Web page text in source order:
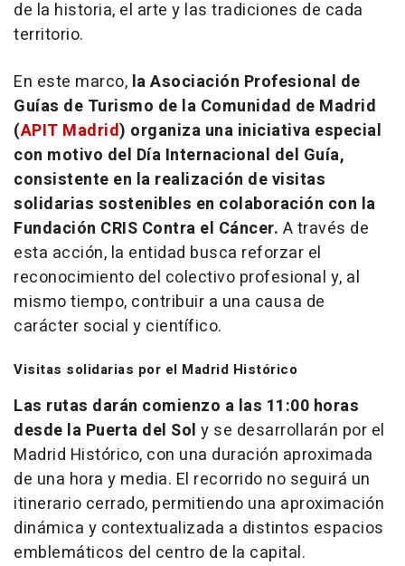
de la historia, el arte y las tradiciones de cada
territorio.
En este marco, la Asociación Profesional de
Guías de Turismo de la Comunidad de Madrid
(APIT Madrid) organiza una iniciativa especial
con motivo del Día Internacional del Guía,
consistente en la realización de visitas
solidarias sostenibles en colaboración con la
Fundación CRIS Contra el Cáncer. A través de
esta acción, la entidad busca reforzar el
reconocimiento del colectivo profesional y, al
mismo tiempo, contribuir a una causa de
carácter social y científico.
Visitas solidarias por el Madrid Histórico
Las rutas darán comienzo a las 11:00 horas
desde la Puerta del Sol y se desarrollarán por el
Madrid Histórico, con una duración aproximada
de una hora y media. El recorrido no seguirá un
itinerario cerrado, permitiendo una aproximación
dinámica y contextualizada a distintos espacios
emblemáticos del centro de la capital.